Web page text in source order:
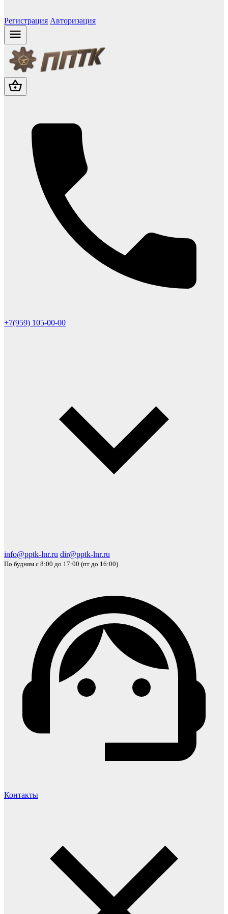
Регистрация Авторизация
+7(959) 105-00-00
info@pptk-lnr.ru dir@pptk-lnr.ru
По будням с 8:00 до 17:00 (пт до 16:00)
Контакты